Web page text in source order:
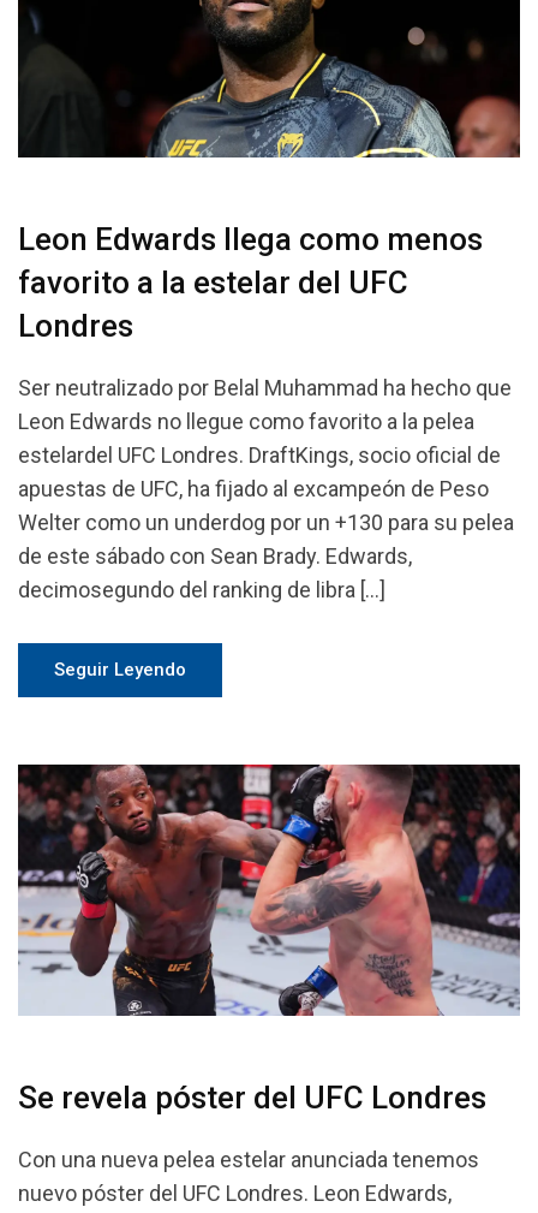
Leon Edwards llega como menos
favorito a la estelar del UFC
Londres
Ser neutralizado por Belal Muhammad ha hecho que
Leon Edwards no llegue como favorito a la pelea
estelardel UFC Londres. DraftKings, socio oficial de
apuestas de UFC, ha fijado al excampeón de Peso
Welter como un underdog por un +130 para su pelea
de este sábado con Sean Brady. Edwards,
decimosegundo del ranking de libra […]
Seguir Leyendo
Se revela póster del UFC Londres
Con una nueva pelea estelar anunciada tenemos
nuevo póster del UFC Londres. Leon Edwards,